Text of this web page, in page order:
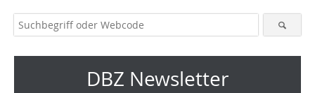
DBZ Newsletter